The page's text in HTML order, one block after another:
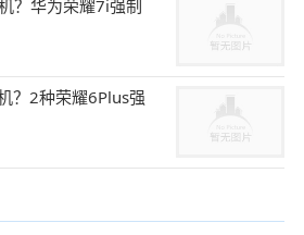
？华为荣耀7i强制
？2种荣耀6Plus强